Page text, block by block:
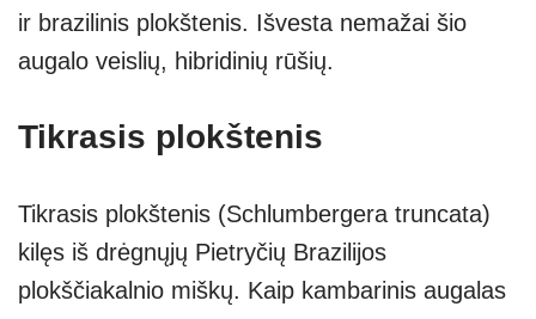
ir brazilinis plokštenis. Išvesta nemažai šio
augalo veislių, hibridinių rūšių.
Tikrasis plokštenis
Tikrasis plokštenis (Schlumbergera truncata)
kilęs iš drėgnųjų Pietryčių Brazilijos
plokščiakalnio miškų. Kaip kambarinis augalas